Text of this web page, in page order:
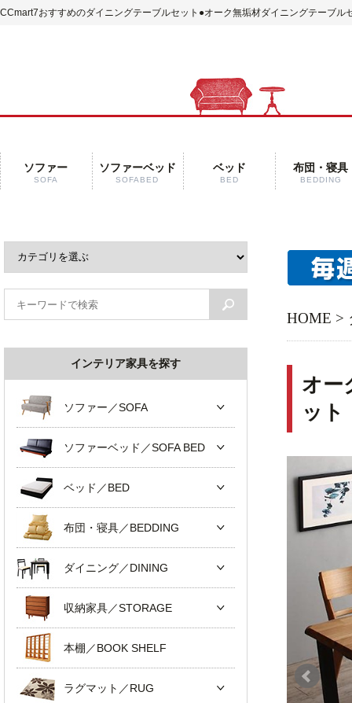
CCmart7おすすめのダイニングテーブルセット ●オーク無垢材ダイニングテーブル
ソファー
SOFA
ソファーベッド
SOFABED
ベッド
BED
布団・寝具
BEDDING
HOME >
オー
ット
インテリア家具を探す
ソファー／SOFA
ソファーベッド／SOFA BED
ベッド／BED
布団・寝具／BEDDING
ダイニング／DINING
収納家具／STORAGE
本棚／BOOK SHELF
ラグマット／RUG